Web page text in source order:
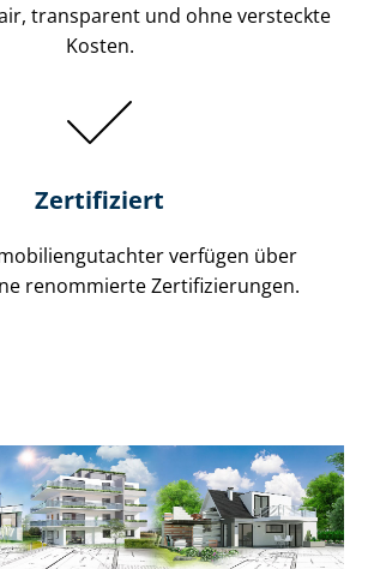
transparent und ohne versteckte
Kosten.
Zertifiziert
verfügen über
renommierte Zer­ti­fi­zie­run­gen.